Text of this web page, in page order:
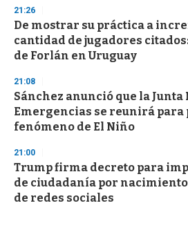
21:26
De mostrar su práctica a
cantidad de jugadores
de Forlán en Uruguay
21:08
Sánchez anunció que la Junta
Emergencias se reunirá para
fenómeno de El Niño
21:00
Trump firma decreto para
de ciudadanía por
de redes sociales